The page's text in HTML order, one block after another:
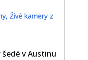
,Živé kamery z
šedé v Austinu